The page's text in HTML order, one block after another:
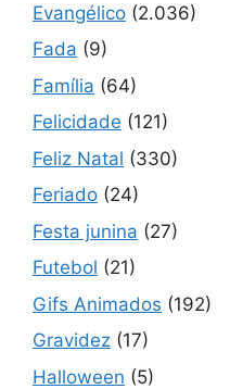
Evangélico (2.036)
Fada (9)
Família (64)
Felicidade (121)
Feliz Natal (330)
Feriado (24)
Festa junina (27)
Futebol (21)
Gifs Animados (192)
Gravidez (17)
Halloween (5)